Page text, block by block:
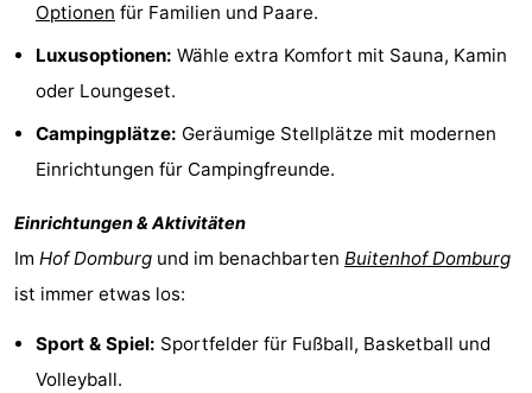
Parken
Reisebuchshop
Medizin
Schouwen-
Renesse
Optionen für Familien und Paare.
Luxusoptionen: Wähle extra Komfort mit Sauna, Kamin
oder Loungeset.
Campingplätze: Geräumige Stellplätze mit modernen
Einrichtungen für Campingfreunde.
Einrichtungen & Aktivitäten
Im Hof Domburg und im benachbarten Buitenhof Domburg
ist immer etwas los:
Sport & Spiel: Sportfelder für Fußball, Basketball und
Volleyball.